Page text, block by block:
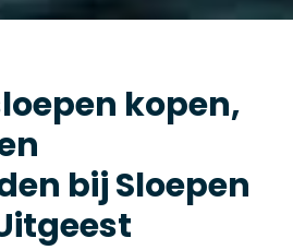
kopen,
bij Sloepen